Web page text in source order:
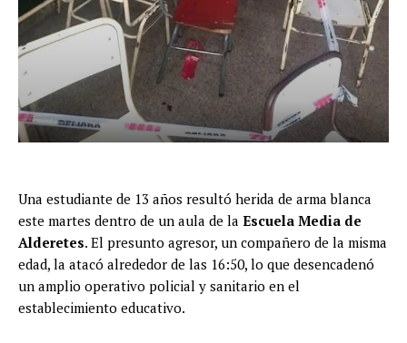
Una estudiante de 13 años resultó herida de arma blanca
este martes dentro de un aula de la Escuela Media de
Alderetes. El presunto agresor, un compañero de la misma
edad, la atacó alrededor de las 16:50, lo que desencadenó
un amplio operativo policial y sanitario en el
establecimiento educativo.